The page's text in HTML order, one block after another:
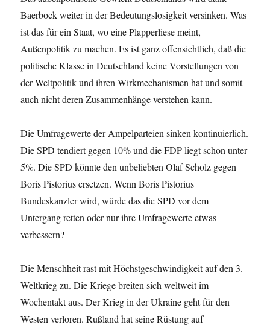
Baerbock weiter in der Bedeutungslosigkeit versinken. Was
ist das für ein Staat, wo eine Plapperliese meint,
Außenpolitik zu machen. Es ist ganz offensichtlich, daß die
politische Klasse in Deutschland keine Vorstellungen von
der Weltpolitik und ihren Wirkmechanismen hat und somit
auch nicht deren Zusammenhänge verstehen kann.
Die Umfragewerte der Ampelparteien sinken kontinuierlich.
Die SPD tendiert gegen 10% und die FDP liegt schon unter
5%. Die SPD könnte den unbeliebten Olaf Scholz gegen
Boris Pistorius ersetzen. Wenn Boris Pistorius
Bundeskanzler wird, würde das die SPD vor dem
Untergang retten oder nur ihre Umfragewerte etwas
verbessern?
Die Menschheit rast mit Höchstgeschwindigkeit auf den 3.
Weltkrieg zu. Die Kriege breiten sich weltweit im
Wochentakt aus. Der Krieg in der Ukraine geht für den
Westen verloren. Rußland hat seine Rüstung auf